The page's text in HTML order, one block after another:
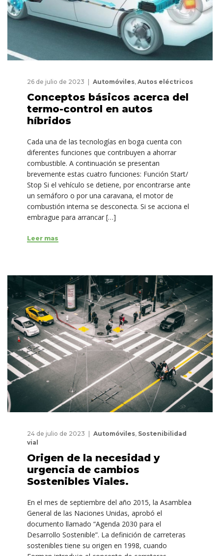
26 de julio de 2023 Automóviles, Autos eléctricos
Conceptos básicos acerca del
termo-control en autos
híbridos
Cada una de las tecnologías en boga cuenta con
diferentes funciones que contribuyen a ahorrar
combustible. A continuación se presentan
brevemente estas cuatro funciones: Función Start/
Stop Si el vehículo se detiene, por encontrarse ante
un semáforo o por una caravana, el motor de
combustión interna se desconecta. Si se acciona el
embrague para arrancar […]
Leer mas
24 de julio de 2023 Automóviles, Sostenibilidad
vial
Origen de la necesidad y
urgencia de cambios
Sostenibles Viales.
En el mes de septiembre del año 2015, la Asamblea
General de las Naciones Unidas, aprobó el
documento llamado “Agenda 2030 para el
Desarrollo Sostenible”. La definición de carreteras
sostenibles tiene su origen en 1998, cuando